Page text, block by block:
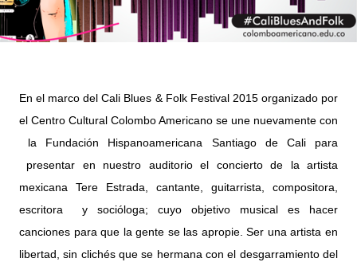
En el marco del Cali Blues & Folk Festival 2015 organizado por
el Centro Cultural Colombo Americano se une nuevamente con
la Fundación Hispanoamericana Santiago de Cali para
presentar en nuestro auditorio el concierto de la artista
mexicana Tere Estrada, cantante, guitarrista, compositora,
escritora y socióloga; cuyo objetivo musical es hacer
canciones para que la gente se las apropie. Ser una artista en
libertad, sin clichés que se hermana con el desgarramiento del